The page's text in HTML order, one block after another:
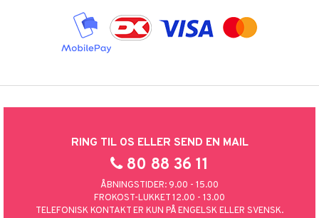
RING TIL OS ELLER SEND EN MAIL
80 88 36 11
ÅBNINGSTIDER: 9.00 - 15.00
FROKOST-LUKKET 12.00 - 13.00
TELEFONISK KONTAKT ER KUN PÅ ENGELSK ELLER SVENSK.